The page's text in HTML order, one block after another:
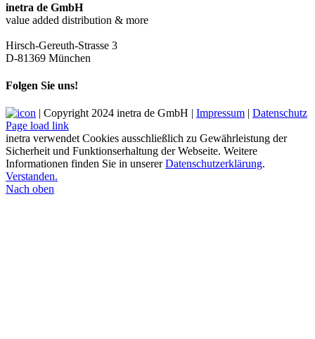
inetra de GmbH
value added distribution & more
Hirsch-Gereuth-Strasse 3
D-81369 München
Folgen Sie uns!
| Copyright 2024 inetra de GmbH | Impressum | Datenschutz
Page load link
inetra verwendet Cookies ausschließlich zu Gewährleistung der
Sicherheit und Funktionserhaltung der Webseite. Weitere
Informationen finden Sie in unsererDatenschutzerklärung.
Verstanden.
Nach oben